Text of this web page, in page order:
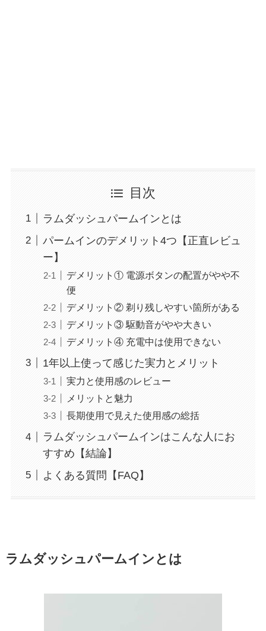
目次
ラムダッシュパームインとは
パームインのデメリット4つ【正直レビュ
ー】
デメリット① 電源ボタンの配置がやや不
便
デメリット② 剃り残しやすい箇所がある
デメリット③ 駆動音がやや大きい
デメリット④ 充電中は使用できない
1年以上使って感じた実力とメリット
実力と使用感のレビュー
メリットと魅力
長期使用で見えた使用感の総括
ラムダッシュパームインはこんな人にお
すすめ【結論】
よくある質問【FAQ】
ラムダッシュパームインとは